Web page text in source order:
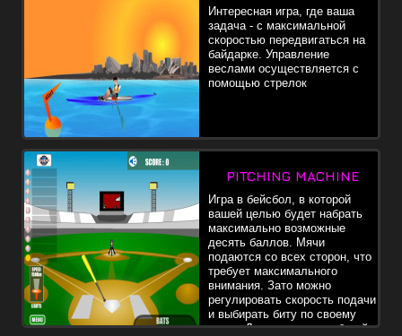
Интересная игра, где ваша
задача - с максимальной
скоростью передвигаться на
байдарке. Управление
веслами осуществляется с
помощью стрелок
PITCHING MACHINE
Игра в бейсбол, в которой
вашей целью будет набрать
максимально возможные
десять баллов. Мячи
подаются со всех сторон, что
требует максимального
внимания. Зато можно
регулировать скорость подачи
и выбирать биту по своему
вкусу. Для управления битой